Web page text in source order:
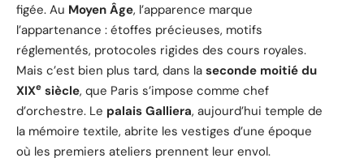
figée. Au Moyen Âge, l’apparence marque
l’appartenance : étoffes précieuses, motifs
réglementés, protocoles rigides des cours royales.
Mais c’est bien plus tard, dans la seconde moitié du
XIXe siècle, que Paris s’impose comme chef
d’orchestre. Le palais Galliera, aujourd’hui temple de
la mémoire textile, abrite les vestiges d’une époque
où les premiers ateliers prennent leur envol.